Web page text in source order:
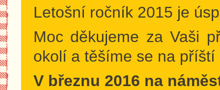
Letošní ročník 2015 je
Moc děkujeme za Vaši
okolí a těšíme se na příští
V březnu 2016 na